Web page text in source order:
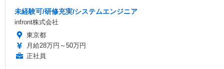
未経験可/研修充実/システムエンジニア
infront株式会社
東京都
月給28万円～50万円
正社員